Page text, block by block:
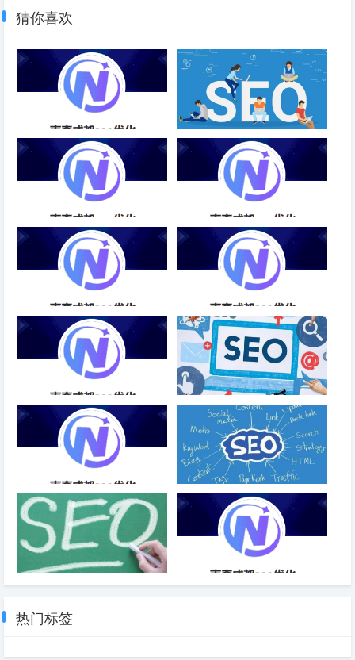
猜你喜欢
前段网站SEO优化方案
买的域名目前还有词排名和收
录，更换内容以后还能不能用？
微信SEO优化搜一搜功能-成都
SEO
SEO也称搜索引擎优化是一种利
用
绝对网址对SEO优化的影响-成
都SEO
SEO搜索排名优化策划
SEO关键词搜索和优化-成都
SEO
百度“打击”权重站，批量网站降
权，源于AI与采集吗？
线上SEO关键词优化软件工具-
成都SEO
网站的权重提升之后有哪些优势
热门标签